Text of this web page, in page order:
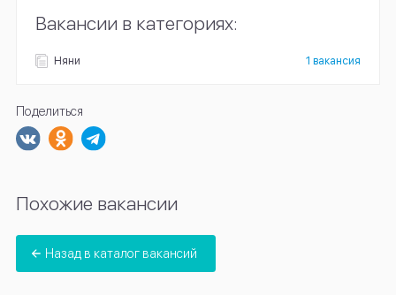
Вакансии в категориях:
Няни 1 вакансия
Поделиться
Похожие вакансии
Назад в каталог вакансий